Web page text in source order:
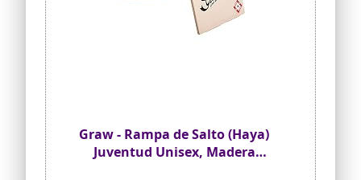
Graw - Rampa de Salto (Haya)
Juventud Unisex, Madera